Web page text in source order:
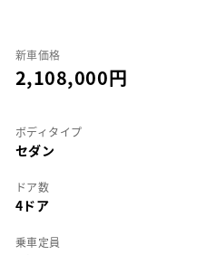
新車価格
2,108,000
ボディタイプ
セダン
ドア数
4ドア
乗車定員